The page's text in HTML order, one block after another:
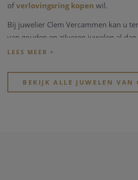
ofverlovingsring kopen wil.
Bij juwelier Clem Vercammen kan u
van gouden en zilveren juwelen al
edelstenen, kleurstenen of in
onze physieke winkel in hartje Heist-
BEKIJK ALLE JUWELEN VAN